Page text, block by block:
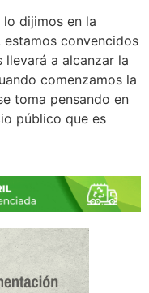
dijimos en la
convencidos
a alcanzar la
comenzamos la
toma pensando en
público que es